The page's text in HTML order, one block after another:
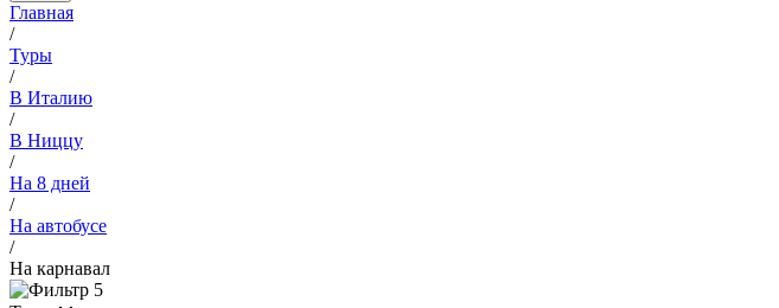
Главная
/
Туры
/
В Италию
/
В Ниццу
/
На 8 дней
/
На автобусе
/
На карнавал
5